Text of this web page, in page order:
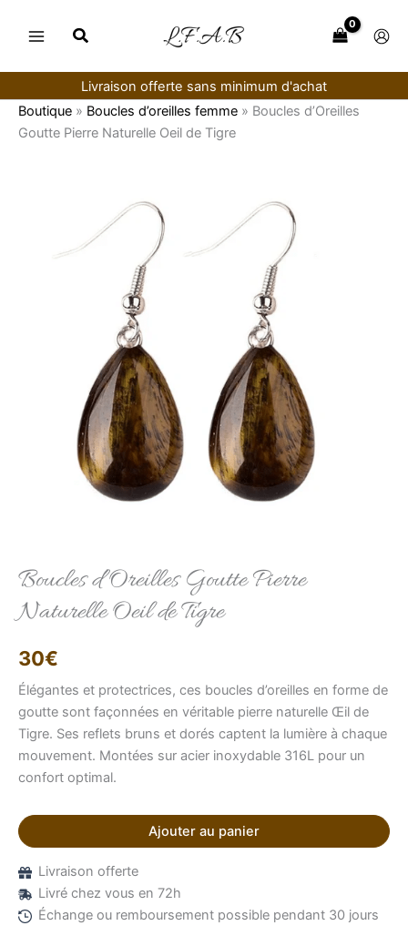
Livraison offerte sans minimum d'achat
Boutique » Boucles d’oreilles femme » Boucles d’Oreilles
Goutte Pierre Naturelle Oeil de Tigre
Boucles d’Oreilles Goutte Pierre
Naturelle Oeil de Tigre
30€
Élégantes et protectrices, ces boucles d’oreilles en forme de
goutte sont façonnées en véritable pierre naturelle Œil de
Tigre. Ses reflets bruns et dorés captent la lumière à chaque
mouvement. Montées sur acier inoxydable 316L pour un
confort optimal.
Ajouter au panier
Livraison offerte
Livré chez vous en 72h
Échange ou remboursement possible pendant 30 jours
Elise Conseillère LFAB
Bonjour, je suis Élise, votre conseillère virtuelle.